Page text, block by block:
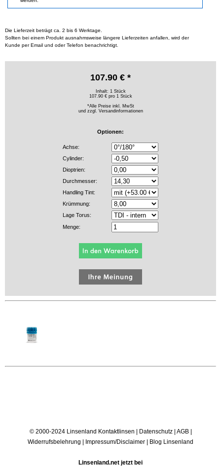
Die Lieferzeit beträgt ca. 2 bis 6 Werktage.
Sollten bei einem Produkt ausnahmsweise längere Lieferzeiten anfallen, wird der
Kunde per Email und oder Telefon benachrichtigt.
107.90 € *
Inhalt: 1 Stück
107.90 € pro 1 Stück
*Alle Preise inkl. MwSt
und zzgl. Versandinformationen
Optionen:
Achse:
Cylinder:
Dioptrien:
Durchmesser:
Handling Tint:
Krümmung:
Lage Torus:
Menge:
© 2000-2024 Linsenland Kontaktlinsen | Datenschutz| AGB|
Widerrufsbelehrung | Impressum/Disclaimer | Blog Linsenland
Linsenland.net jetzt bei